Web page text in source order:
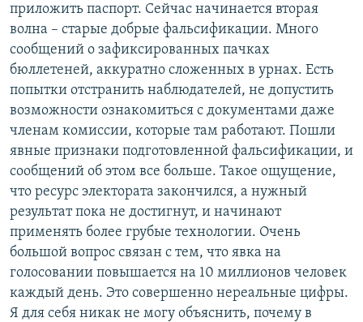
приложить паспорт. Сейчас начинается вторая
волна – старые добрые фальсификации. Много
сообщений о зафиксированных пачках
бюллетеней, аккуратно сложенных в урнах. Есть
попытки отстранить наблюдателей, не допустить
возможности ознакомиться с документами даже
членам комиссии, которые там работают. Пошли
явные признаки подготовленной фальсификации, и
сообщений об этом все больше. Такое ощущение,
что ресурс электората закончился, а нужный
результат пока не достигнут, и начинают
применять более грубые технологии. Очень
большой вопрос связан с тем, что явка на
голосовании повышается на 10 миллионов человек
каждый день. Это совершенно нереальные цифры.
Я для себя никак не могу объяснить, почему в